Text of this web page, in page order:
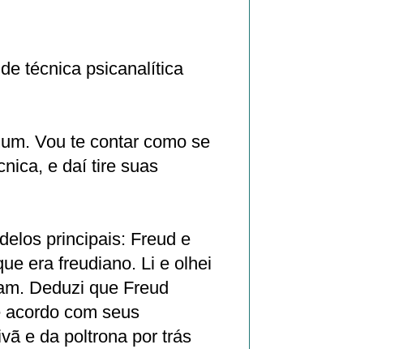
técnica psicanalítica
Vou te contar como se
e daí tire suas
principais: Freud e
era freudiano. Li e olhei
Deduzi que Freud
com seus
e da poltrona por trás